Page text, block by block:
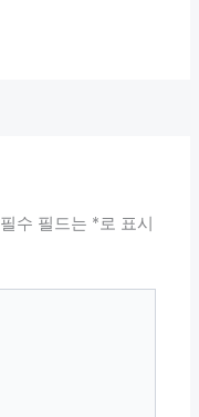
필수 필드는 *로 표시